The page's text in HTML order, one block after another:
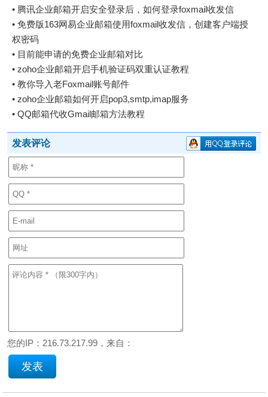
• 腾讯企业邮箱开启安全登录后，如何登录foxmail收发信
•免费版163网易企业邮箱使用foxmail收发信，创建客户端授
权密码
• 目前能申请的免费企业邮箱对比
•zoho企业邮箱开启手机验证码双重认证教程
•教你导入老Foxmail账号邮件
•zoho企业邮箱如何开启pop3,smtp,imap服务
•QQ邮箱代收Gmail邮箱方法教程
发表评论
您的IP：216.73.217.99，来自：